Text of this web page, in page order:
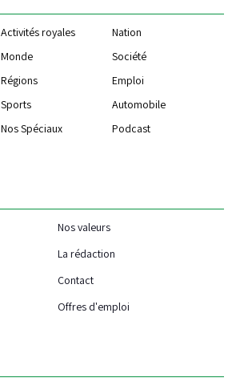
Activités royales
Nation
Monde
Société
Régions
Emploi
Sports
Automobile
Nos Spéciaux Podcast
Nos valeurs
La rédaction
Contact
Offres d'emploi